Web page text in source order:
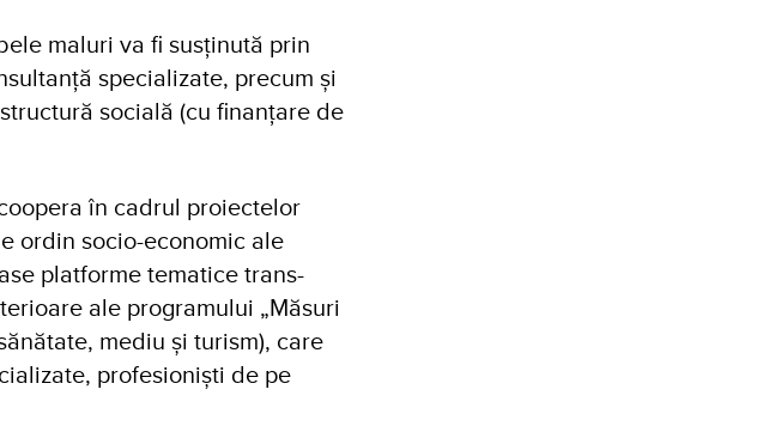
maluri va fi susținută prin
specializate, precum și
socială (cu finanțare de
în cadrul proiectelor
ordin socio-economic ale
platforme tematice trans-
ale programului „Măsuri
mediu și turism), care
profesioniști de pe